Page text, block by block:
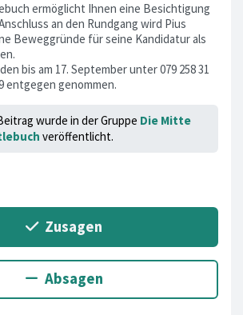
ermöglicht Ihnen eine Besichtigung
an den Rundgang wird Pius
Beweggründe für seine Kandidatur als
bis am 17. September unter 079 258 31
entgegen genommen.
wurde in der Gruppe Die Mitte
veröffentlicht.